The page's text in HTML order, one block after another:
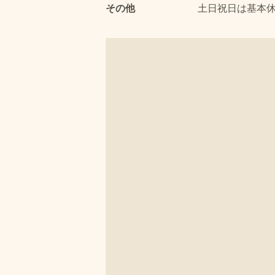
その他 土日祝日は基本